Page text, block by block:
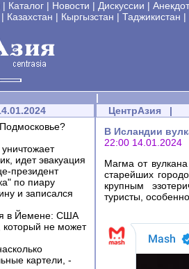
| Каталог | Новости | Дискуссии |
| Казахстан | Кыргызстан | Таджикистан |
|
идет эвакуация
президент
по пиару
и записался
в Йемене: США
который не может
картели, -
ЦентрАзия |
В Исландии
22:00 14.01.2024
Магма от
старейших
крупным
туристы,